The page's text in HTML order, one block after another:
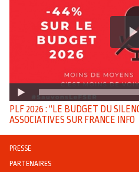
PLF 2026 : “LE BUDGET DU
ASSOCIATIVES SUR FRANCE INFO
PRESSE
PARTENAIRES